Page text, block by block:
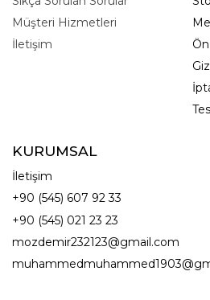
Müşteri Hizmetleri
İletişim
KURUMSAL
İletişim
+90 (545) 607 92 33
+90 (545) 021 23 23
mozdemir232123@gmail.com